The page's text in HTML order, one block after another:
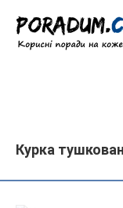
вмісту
Курка